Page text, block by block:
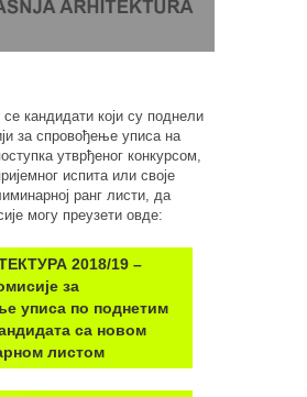
кандидати који су поднели
за спровођење уписа на
утврђеног конкурсом,
испита или своје
ранг листи, да
могу преузети овде:
2018/19 –
за
уписа по поднетим
са новом
листом